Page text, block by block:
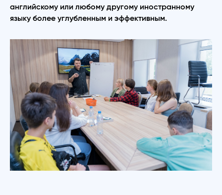
английскому или любому другому иностранному
языку более углубленным и эффективным.